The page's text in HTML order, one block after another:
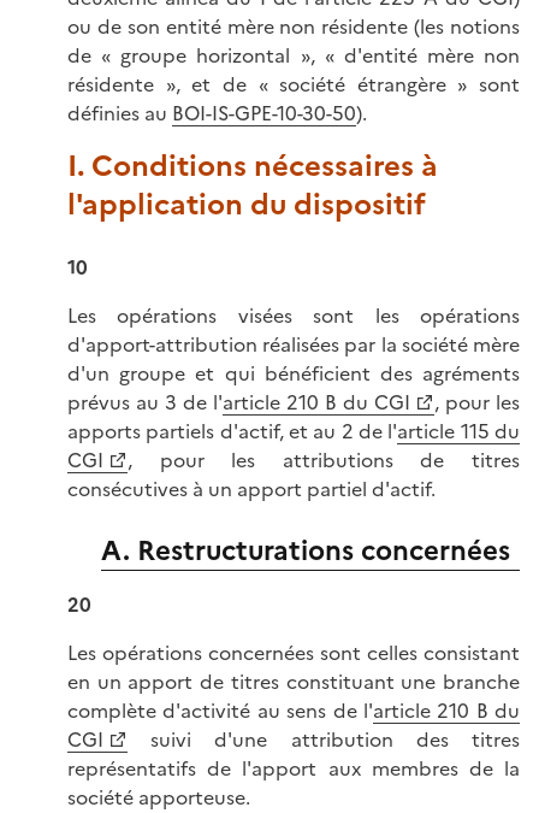
ou de son entité mère non résidente (les notions
de « groupe horizontal », « d'entité mère non
résidente », et de « société étrangère » sont
définies au BOI-IS-GPE-10-30-50).
I. Conditions nécessaires à
l'application du dispositif
10
Les opérations visées sont les opérations
d'apport-attribution réalisées par la société mère
d'un groupe et qui bénéficient des agréments
prévus au 3 de l'article 210 B du CGI
, pour les
apports partiels d'actif, et au 2 de l'article 115 du
CGI
, pour les attributions de titres
consécutives à un apport partiel d'actif.
A. Restructurations concernées
20
Les opérations concernées sont celles consistant
en un apport de titres constituant une branche
complète d'activité au sens de l'article 210 B du
CGI
suivi d'une attribution des titres
représentatifs de l'apport aux membres de la
société apporteuse.